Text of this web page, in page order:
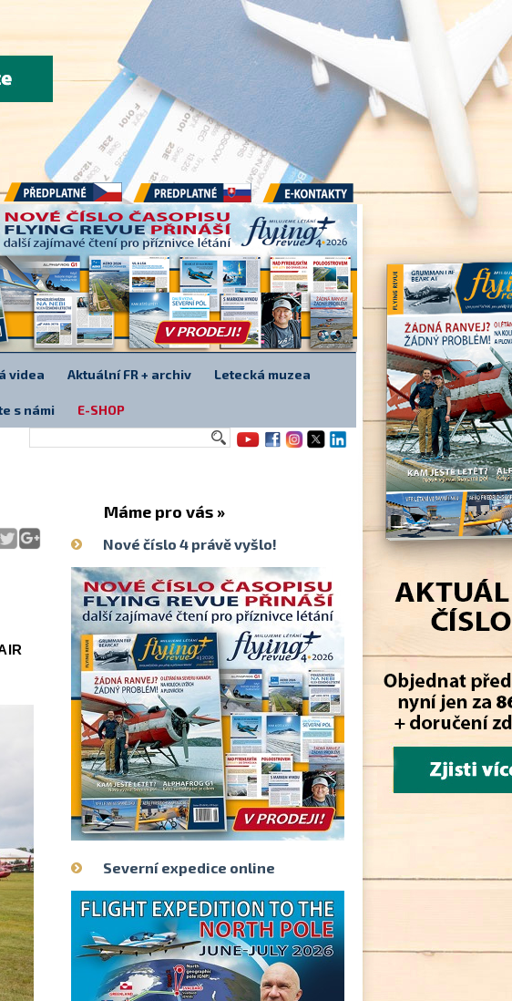
Máme pro vás »
Nové číslo 4 právě vyšlo!
Severní expedice online
Předplatné Předplatné E-kontakty
videa Aktuální FR + archiv Letecká muzea
s námi E-SHOP